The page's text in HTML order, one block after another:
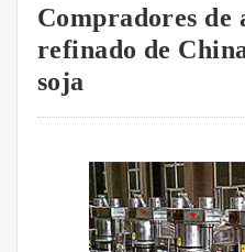
Compradores de
refinado de
soja